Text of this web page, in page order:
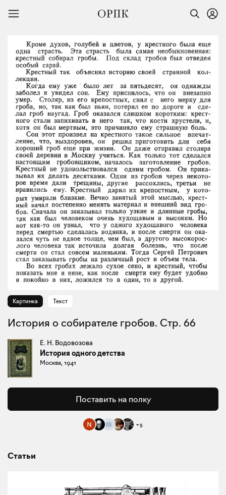
Картинка Текст
История о собирателе гробов. Стр. 66
Е. Н. Водовозова
История одного детства
Москва, 1941
Поставить на полку
+5
Статьи